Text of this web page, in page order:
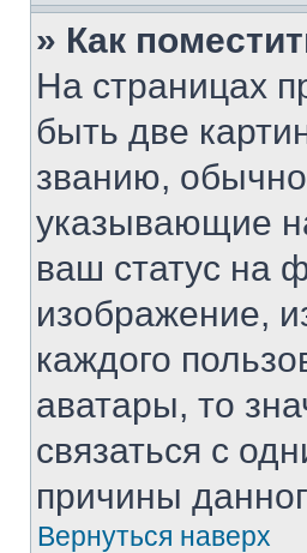
» Как
На страницах
быть две
званию, обычно
указывающие
ваш статус на
изображение,
каждого
аватары, то
связаться с
причины
Вернуться наверх